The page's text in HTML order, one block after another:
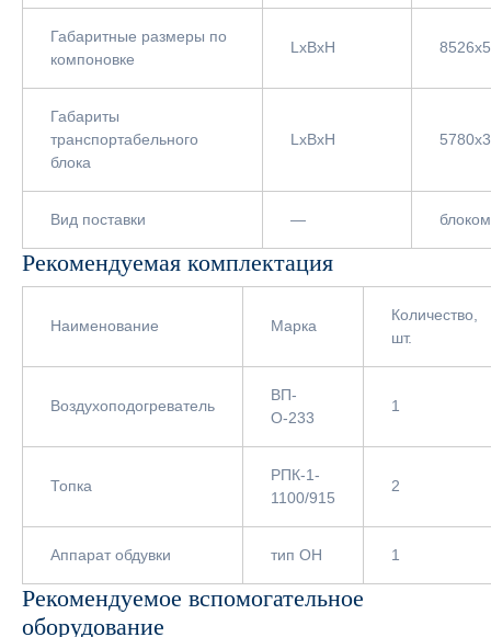
Габаритные размеры по
компоновке
LxBxH
Габариты
транспортабельного
блока
LxBxH
Вид поставки — блоком
Рекомендуемая комплектация
Наименование Марка
Количество,
шт.
Воздухоподогреватель
ВП-
О-233
1
Топка
РПК-1-
1100/915
2
Аппарат обдувки тип ОН 1
Рекомендуемое вспомогательное
оборудование